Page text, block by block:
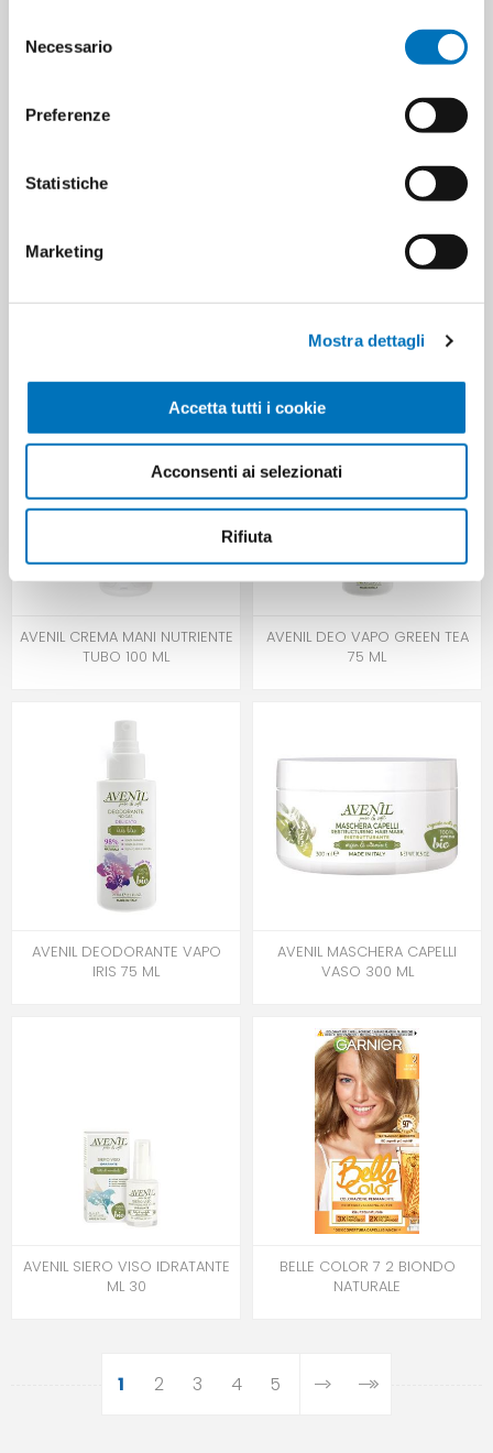
delNecessario
Preferenze
Statistiche
Marketing
Mostra dettagli
Accetta tutti i cookie
Acconsenti ai selezionati
Rifiuta
AVENIL CREMA CORPO NUTR
AVENIL CREMA MANI IDRATANTE
AVENIL CREMA MANI NUTRIENTE
TUBO 100 ML
AVENIL DEO VAPO GREEN TEA
75 ML
AVENIL DEODORANTE VAPO
IRIS 75 ML
AVENIL MASCHERA CAPELLI
VASO 300 ML
AVENIL SIERO VISO IDRATANTE
ML 30
BELLE COLOR 7 2 BIONDO
NATURALE
1 2 3 4 5